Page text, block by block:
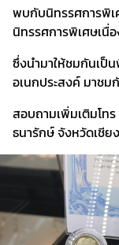
พบกับนิทรรศการพิเ
นิทรรศการพิเศษเนื่
ซึ่งนำมาให้ชมกันเป็
อเนกประสงค์ มาชม
สอบถามเพิ่มเติมโท
ธนารักษ์ จังหวัดเชีย